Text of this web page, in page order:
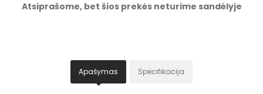
Atsiprašome, bet šios prekės neturime sandėlyje
Apašymas Specifikacija